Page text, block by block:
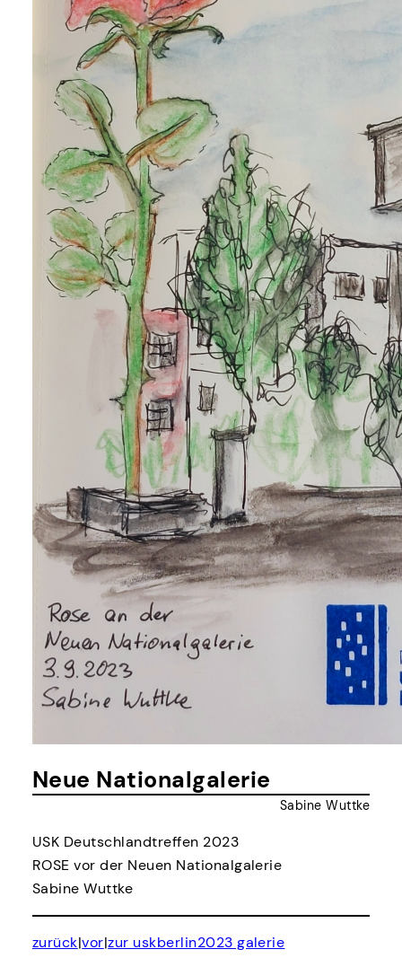
Neue Nationalgalerie
Sabine Wuttke
USK Deutschlandtreffen 2023
ROSE vor der Neuen Nationalgalerie
Sabine Wuttke
zurück|vor|zur uskberlin2023 galerie